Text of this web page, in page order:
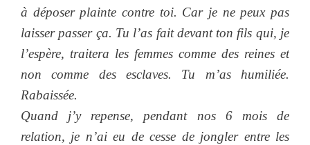
à déposer plainte contre toi. Car je ne peux pas
laisser passer ça. Tu l’as fait devant ton fils qui, je
l’espère, traitera les femmes comme des reines et
non comme des esclaves. Tu m’as humiliée.
Rabaissée.
Quand j’y repense, pendant nos 6 mois de
relation, je n’ai eu de cesse de jongler entre les